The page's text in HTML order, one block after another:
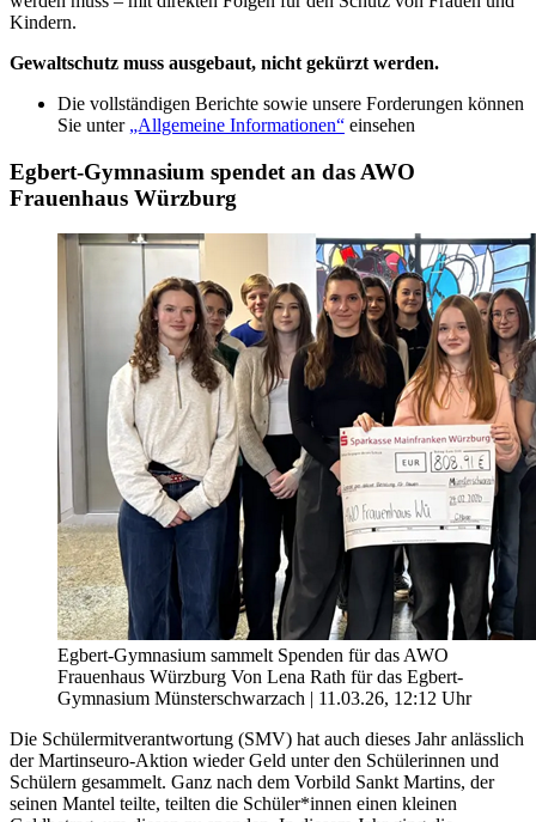
Kindern.
Gewaltschutz muss ausgebaut, nicht gekürzt werden.
Die vollständigen Berichte sowie unsere Forderungen können
Sie unter „Allgemeine Informationen“ einsehen
Egbert-Gymnasium spendet an das AWO
Frauenhaus Würzburg
Egbert-Gymnasium sammelt Spenden für das AWO
Frauenhaus Würzburg Von Lena Rath für das Egbert-
Gymnasium Münsterschwarzach | 11.03.26, 12:12 Uhr
Die Schülermitverantwortung (SMV) hat auch dieses Jahr anlässlich
der Martinseuro-Aktion wieder Geld unter den Schülerinnen und
Schülern gesammelt. Ganz nach dem Vorbild Sankt Martins, der
seinen Mantel teilte, teilten die Schüler*innen einen kleinen